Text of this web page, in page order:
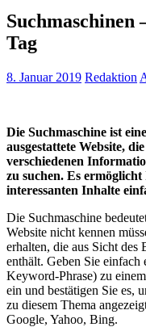
Suchmaschinen
Tag
8. Januar 2019 Redaktion
Die Suchmaschine ist
ausgestattete Website,
verschiedenen
zu suchen. Es
interessanten Inhalte
Die Suchmaschine
Website nicht kennen
erhalten, die aus Sicht des
enthält. Geben Sie einfach
Keyword-Phrase) zu
ein und bestätigen Sie es,
zu diesem Thema
Google, Yahoo, Bing.